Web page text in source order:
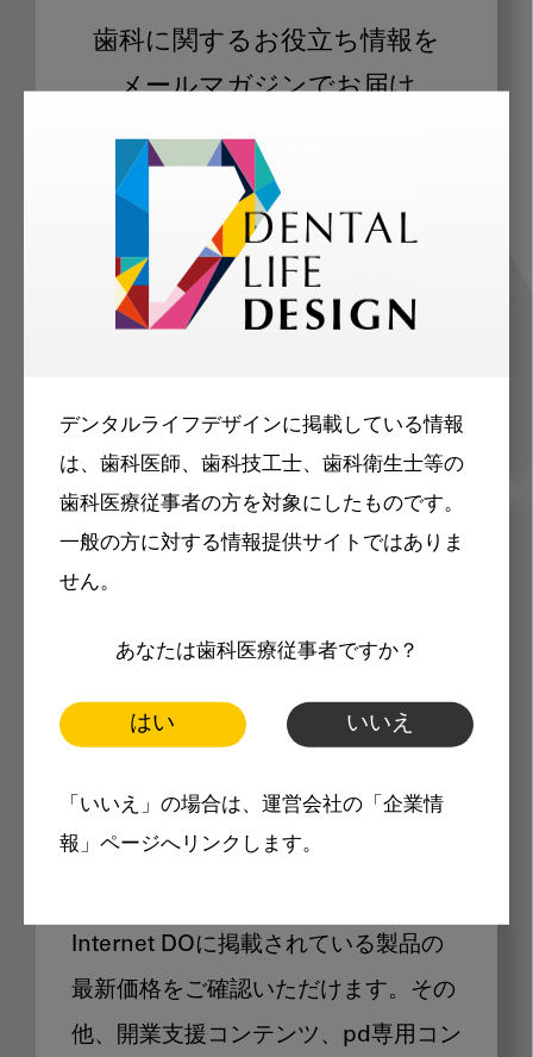
デンタルライフデザインに掲載している情報
は、歯科医師、歯科技工士、歯科衛生士等の
歯科医療従事者の方を対象にしたものです。
一般の方に対する情報提供サイトではありま
せん。
あなたは歯科医療従事者ですか？
はい いいえ
「いいえ」の場合は、運営会社の「企業情
報」ページへリンクします。
歯科に関するお役立ち情報を
メールマガジンでお届け
ご登録いただいた職種（歯科医師、歯
科衛生士、歯科技工士）に合わせた内
容のメールマガジンをお届けします。
メリット
製品価格も閲覧可能
Internet DOに掲載されている製品の
最新価格をご確認いただけます。その
他、開業支援コンテンツ、pd専用コン